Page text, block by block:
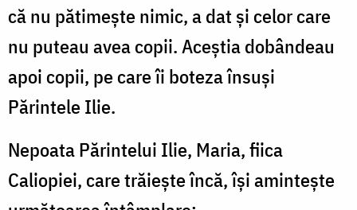
că nu pătimeşte nimic, a dat şi celor care
nu puteau avea copii. Aceştia dobândeau
apoi copii, pe care îi boteza însuşi
Părintele Ilie.
Nepoata Părintelui Ilie, Maria, fiica
Caliopiei, care trăieşte încă, îşi aminteşte